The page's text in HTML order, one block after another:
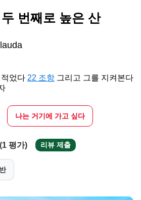
번째로 높은 산
었다 22 조항 그리고 그를 지켜본다
나는 거기에 가고 싶다
(1 평가) 리뷰 제출